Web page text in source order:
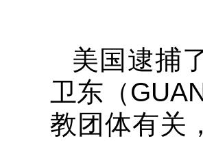
美国 逮捕
卫东（
教团体有关